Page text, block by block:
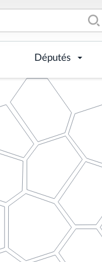
Députés